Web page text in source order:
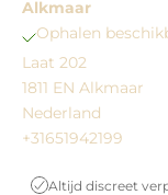
Alkmaar
Ophalen
Laat 202
1811 EN Alkmaar
Nederland
+31651942199
Altijd discreet